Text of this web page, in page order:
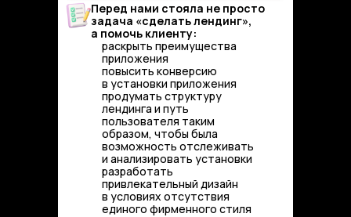
Перед нами стояла не просто
задача «сделать лендинг»,
а помочь клиенту:
раскрыть преимущества
приложения
повысить конверсию
в установки приложения
продумать структуру
лендинга и путь
пользователя таким
образом, чтобы была
возможность отслеживать
и анализировать установки
разработать
привлекательный дизайн
в условиях отсутствия
единого фирменного стиля